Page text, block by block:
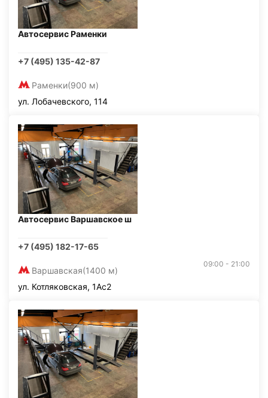
Автосервис Раменки
+7 (495) 135-42-87
Раменки(900 м)
ул. Лобачевского, 114
Автосервис Варшавское ш
+7 (495) 182-17-65
Варшавская(1400 м)
09:00 - 21:00
ул. Котляковская, 1Ас2